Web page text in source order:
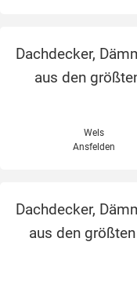
Dachdecker,
aus den
Wels
Ansfelden
Dachdecker,
aus den